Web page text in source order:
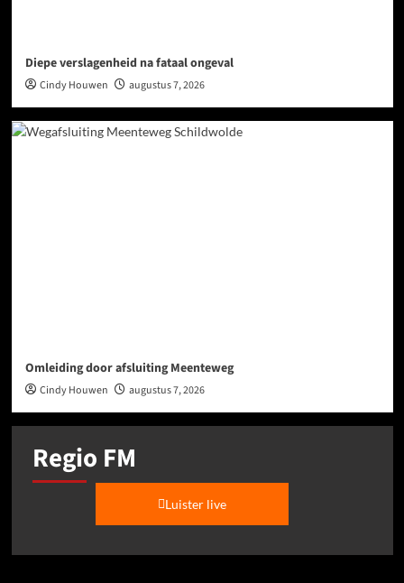
Diepe verslagenheid na fataal ongeval
Cindy Houwen augustus 7, 2026
Omleiding door afsluiting Meenteweg
Cindy Houwen augustus 7, 2026
Regio FM
Luister live